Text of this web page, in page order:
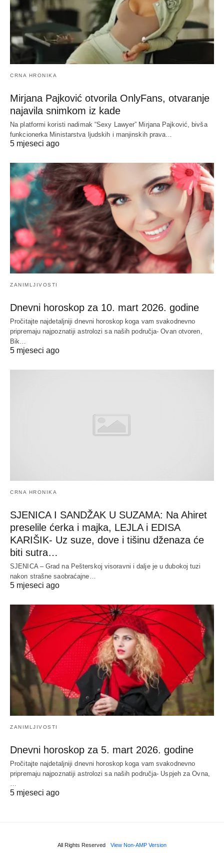
CRNA HRONIKA
Mirjana Pajković otvorila OnlyFans, otvaranje
najavila snimkom iz kade
Na platformi koristi nadimak “Sexy Lawyer” Mirjana Pajković, bivša
funkcionerka Ministarstva ljudskih i manjinskih prava…
5 mjeseci ago
ZANIMLJIVOSTI
Dnevni horoskop za 10. mart 2026. godine
Pročitajte najdetaljniji dnevni horoskop koga vam svakodnevno
pripremaju najpoznatiji astrolozi sa naših područja- Ovan otvoren,
Bik…
5 mjeseci ago
CRNA HRONIKA
SJENICA I SANDŽAK U SUZAMA: Na Ahiret
preselile ćerka i majka, LEJLA i EDISA
KARIŠIK- Uz suze, dove i tišinu dženaza će
biti sutra…
SJENICA – Grad na Pešterskoj visoravni i dalje je u dubokoj tuzi
nakon strašne saobraćajne…
5 mjeseci ago
ZANIMLJIVOSTI
Dnevni horoskop za 5. mart 2026. godine
Pročitajte najdetaljniji dnevni horoskop koga vam svakodnevno
pripremaju najpoznatiji astrolozi sa naših područja- Uspjeh za Ovna,
5 mjeseci ago
All Rights Reserved View Non-AMP Version